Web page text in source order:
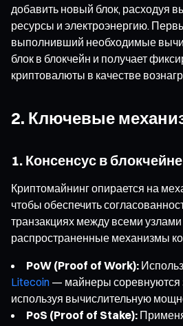
добавить новый блок, расходуя
ресурсы и электроэнергию.
выполнивший необходимые
блок в блокчейн и получает
криптовалюты в качестве
2. Ключевые
1. Консенсус в блокчейне
Криптомайнинг опирается на
чтобы обеспечить
транзакциях между всеми
распространенные механизмы
PoW (Proof of Work):
Litecoin — майнеры соревнуются
используя вычислительную
PoS (Proof of Stake):